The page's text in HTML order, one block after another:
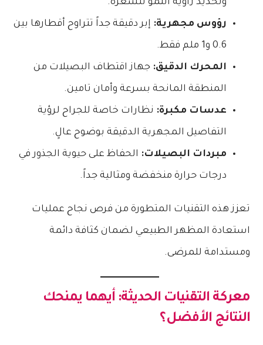
وتحديد زاوية النمو للشعرة.
رؤوس مجهرية: إبر دقيقة جداً تتراوح أقطارها بين
0.6 و1 ملم فقط.
المحرك الدقيق: جهاز اقتطاف البصيلات من
المنطقة المانحة بسرعة وأمان تامين.
عدسات مكبرة: نظارات خاصة للجراح لرؤية
التفاصيل المجهرية الدقيقة بوضوح عالٍ.
مبردات البصيلات: الحفاظ على حيوية الجذور في
درجات حرارة منخفضة ومثالية جداً.
تعزز هذه التقنيات المتطورة من فرص نجاح عمليات
استعادة المظهر الطبيعي لضمان كثافة دائمة
ومستدامة للمرضى.
معركة التقنيات الحديثة: أيهما يمنحك
النتائج الأفضل؟